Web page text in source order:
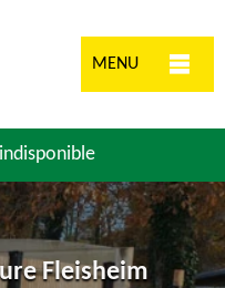
MENU
indisponible
Fleisheim